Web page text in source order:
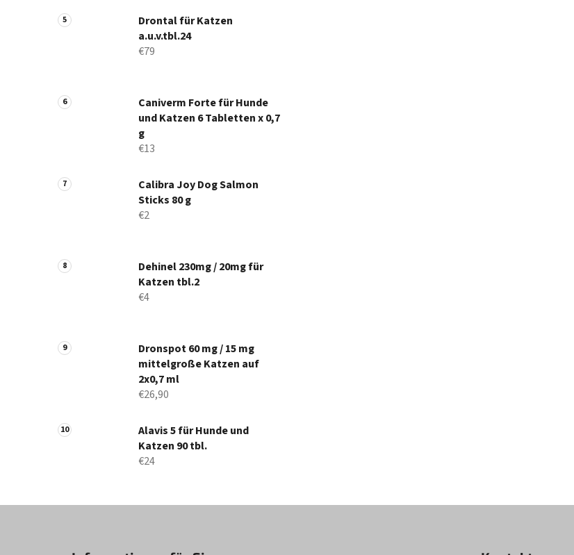
Drontal für Katzen
a.u.v.tbl.24
€79
Caniverm Forte für Hunde
und Katzen 6 Tabletten x 0,7
g
€13
Calibra Joy Dog Salmon
Sticks 80 g
€2
Dehinel 230mg / 20mg für
Katzen tbl.2
€4
Dronspot 60 mg / 15 mg
mittelgroße Katzen auf
2x0,7 ml
€26,90
Alavis 5 für Hunde und
Katzen 90 tbl.
€24